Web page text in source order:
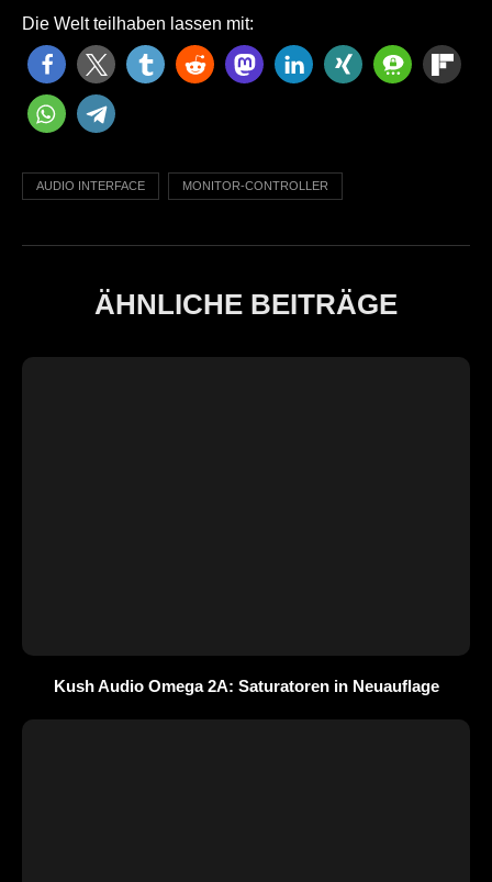
Die Welt teilhaben lassen mit:
AUDIO INTERFACE MONITOR-CONTROLLER
ÄHNLICHE BEITRÄGE
Kush Audio Omega 2A: Saturatoren in Neuauflage